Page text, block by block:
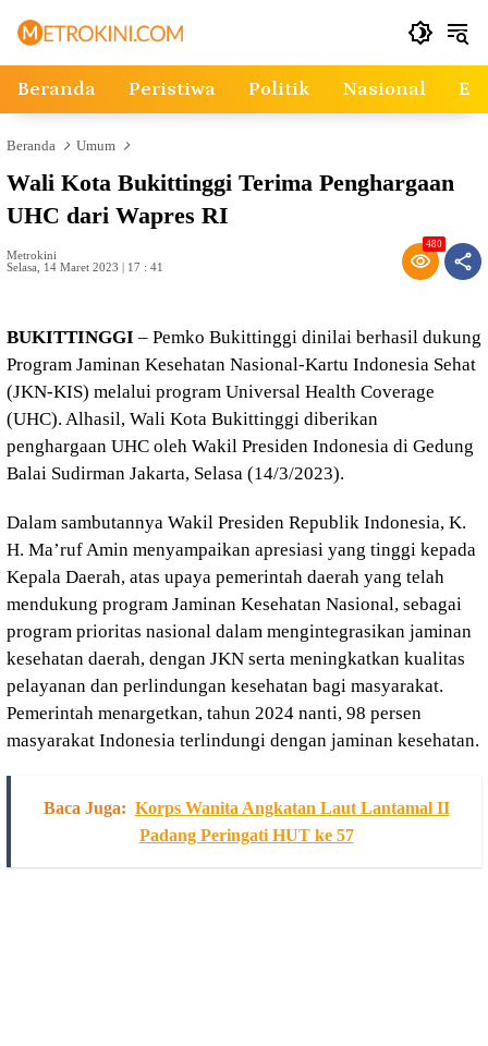
Beranda Peristiwa Politik Nasional
Beranda Umum
Wali Kota Bukittinggi Terima Penghargaan
UHC dari Wapres RI
Metrokini
Selasa, 14 Maret 2023 | 17 : 41
480
BUKITTINGGI – Pemko Bukittinggi dinilai berhasil dukung
Program Jaminan Kesehatan Nasional-Kartu Indonesia Sehat
(JKN-KIS) melalui program Universal Health Coverage
(UHC). Alhasil, Wali Kota Bukittinggi diberikan
penghargaan UHC oleh Wakil Presiden Indonesia di Gedung
Balai Sudirman Jakarta, Selasa (14/3/2023).
Dalam sambutannya Wakil Presiden Republik Indonesia, K.
H. Ma’ruf Amin menyampaikan apresiasi yang tinggi kepada
Kepala Daerah, atas upaya pemerintah daerah yang telah
mendukung program Jaminan Kesehatan Nasional, sebagai
program prioritas nasional dalam mengintegrasikan jaminan
kesehatan daerah, dengan JKN serta meningkatkan kualitas
pelayanan dan perlindungan kesehatan bagi masyarakat.
Pemerintah menargetkan, tahun 2024 nanti, 98 persen
masyarakat Indonesia terlindungi dengan jaminan kesehatan.
Baca Juga: Korps Wanita Angkatan Laut Lantamal II
Padang Peringati HUT ke 57